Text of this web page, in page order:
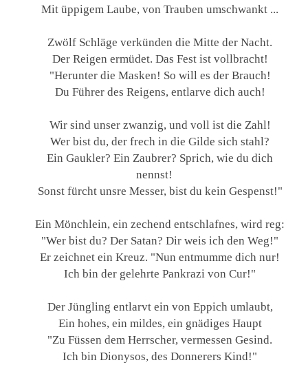
Mit üppigem Laube, von Trauben umschwankt ...
Zwölf Schläge verkünden die Mitte der Nacht.
Der Reigen ermüdet. Das Fest ist vollbracht!
"Herunter die Masken! So will es der Brauch!
Du Führer des Reigens, entlarve dich auch!
Wir sind unser zwanzig, und voll ist die Zahl!
Wer bist du, der frech in die Gilde sich stahl?
Ein Gaukler? Ein Zaubrer? Sprich, wie du dich
nennst!
Sonst fürcht unsre Messer, bist du kein Gespenst!"
Ein Mönchlein, ein zechend entschlafnes, wird reg:
"Wer bist du? Der Satan? Dir weis ich den Weg!"
Er zeichnet ein Kreuz. "Nun entmumme dich nur!
Ich bin der gelehrte Pankrazi von Cur!"
Der Jüngling entlarvt ein von Eppich umlaubt,
Ein hohes, ein mildes, ein gnädiges Haupt
"Zu Füssen dem Herrscher, vermessen Gesind.
Ich bin Dionysos, des Donnerers Kind!"